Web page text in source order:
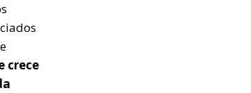
crece